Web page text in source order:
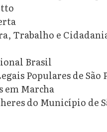
Trabalho e
Brasil
Populares de São
em Marcha
do Município de